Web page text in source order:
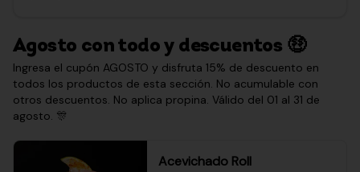
Agosto con todo y descuentos 🤑
Ingresa el cupón AGOSTO y disfruta 15% de descuento en
todos los productos de esta sección. No acumulable con
otros descuentos. No aplica propina. Válido del 01 al 31 de
agosto. 🎊
Acevichado Roll